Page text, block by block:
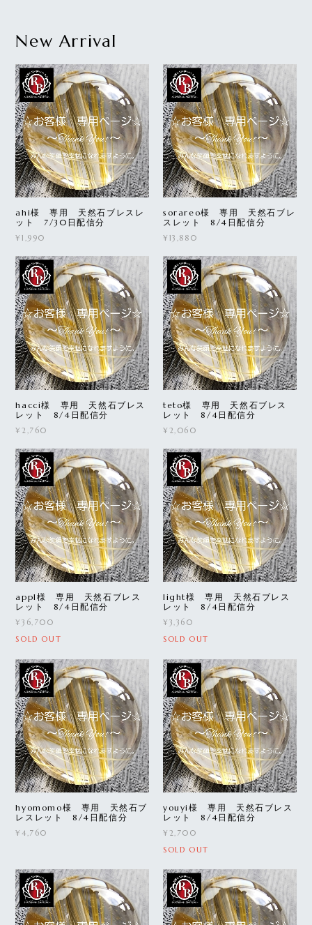
New Arrival
ahi様 専用 天然石ブレスレ
ット 7/30日配信分
¥1,990
sorareo様 専用 天然石ブレ
スレット 8/4日配信分
¥13,880
hacci様 専用 天然石ブレス
レット 8/4日配信分
¥2,760
teto様 専用 天然石ブレス
レット 8/4日配信分
¥2,060
appl様 専用 天然石ブレス
レット 8/4日配信分
¥36,700
SOLD OUT
light様 専用 天然石ブレス
レット 8/4日配信分
¥3,360
SOLD OUT
hyomomo様 専用 天然石ブ
レスレット 8/4日配信分
¥4,760
youyi様 専用 天然石ブレス
レット 8/4日配信分
¥2,700
SOLD OUT